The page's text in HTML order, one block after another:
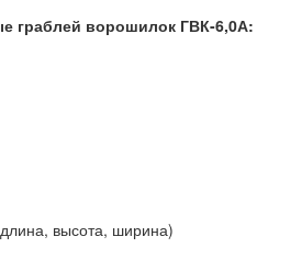
граблей ворошилок ГВК-6,0А:
высота, ширина)